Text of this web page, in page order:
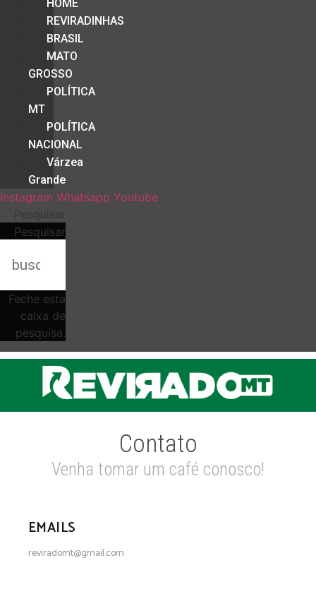
HOME
REVIRADINHAS
BRASIL
MATO
GROSSO
POLÍTICA
MT
POLÍTICA
NACIONAL
Várzea
Grande
Instagram Whatsapp Youtube
Pesquisar
Pesquisar
Feche esta
caixa de
pesquisa.
Contato
Venha tomar um café conosco!
EMAILS
reviradomt@gmail.com